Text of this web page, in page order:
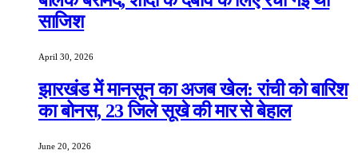
साजिश
April 30, 2026
झारखंड में मानसून का अजब खेल: रांची को बारिश
का बोनस, 23 जिले सूखे की मार से बेहाल
June 20, 2026